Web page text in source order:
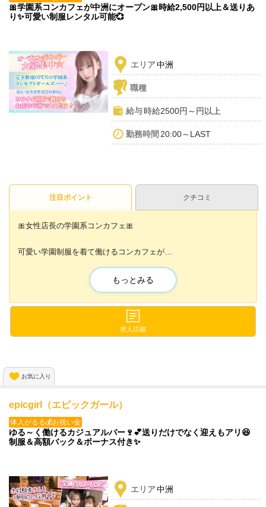
🎀学園系コンカフェが中洲にオープン🎀時給2,500円以上＆送りあ
り✨可愛い制服レンタル可能💞
エリア中洲
職種
給与時給2500円～円以上
勤務時間 20:00～LAST
注目ポイント クチコミ
🎀女性店長の学園系コンカフェ🎀
可愛い学園制服を着て働けるコンカフェが
中洲エリアに登場しました🙌💕
可愛い制服を着て、学生時代に
戻った気分になれちゃいますよ😆✨
未経験者さんも大歓迎！
✨まずはお店の詳細をチェック👇
もっとみる
求人詳細
お気に入り
epicgirl（エピックガール）
体入がるる💰お祝い金
ゆる～く働けるカジュアルバー🍷💕送りだけでなく迎えもアリ😆
制服＆高額バック＆ボーナス付き✨
エリア中洲